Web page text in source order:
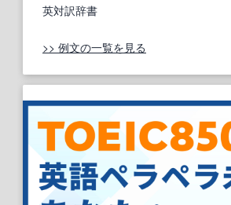
英対訳辞書
>> 例文の一覧を見る